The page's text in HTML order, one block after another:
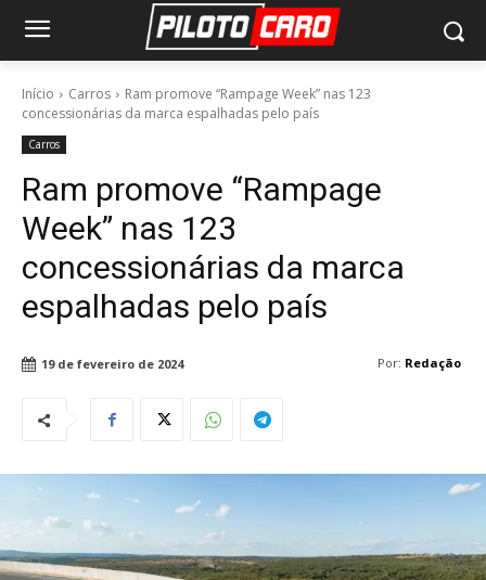
Início Carros
Ram promove “Rampage Week” nas 123
concessionárias da marca espalhadas pelo país
Carros
Ram promove “Rampage
Week” nas 123
concessionárias da marca
espalhadas pelo país
Por: Redação
19 de fevereiro de 2024